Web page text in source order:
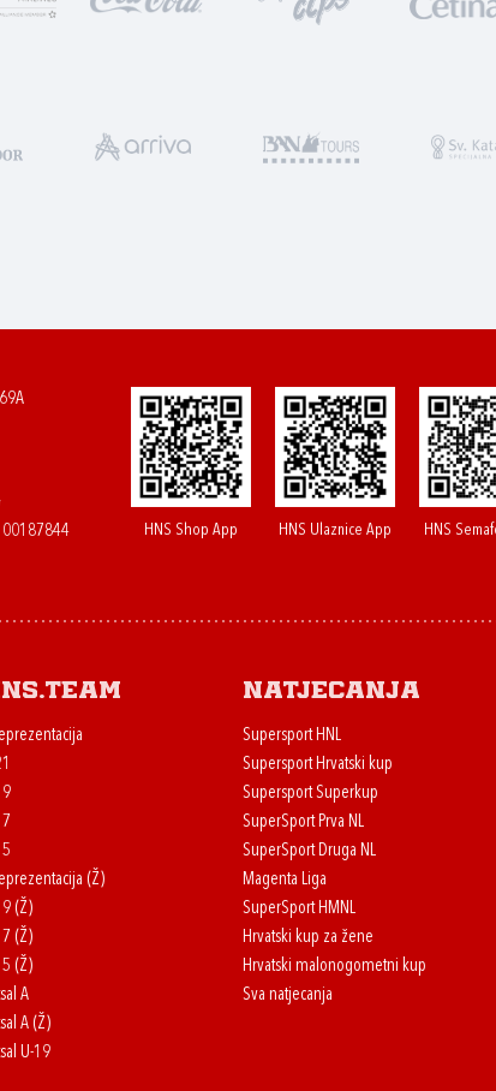
HNS Shop App HNS Ulaznice App HNS
(Ž)
(Ž)
(Ž)
(Ž)
A
A (Ž)
U-19
Natjecanja
Supersport HNL
Supersport Hrvatski kup
Supersport Superkup
SuperSport Prva NL
SuperSport Druga NL
Magenta Liga
SuperSport HMNL
Hrvatski kup za žene
Hrvatski malonogometni kup
Sva natjecanja